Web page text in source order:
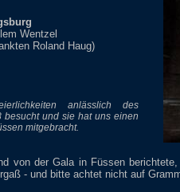
Wentzel
Roland Haug)
anlässlich des
besucht und sie hat uns einen
mitgebracht.
von der Gala in Füssen
- und bitte achtet nicht auf